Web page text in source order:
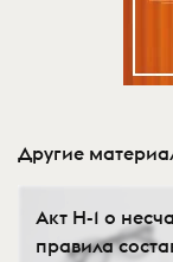
Другие
Акт Н-1 о
правила